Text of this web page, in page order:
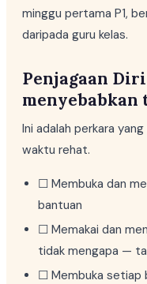
minggu pertama P1,
daripada guru kelas.
Penjagaan
menyebabkan
Ini adalah perkara
waktu rehat.
☐ Membuka dan
bantuan
☐ Memakai dan
tidak mengapa —
☐ Membuka setiap